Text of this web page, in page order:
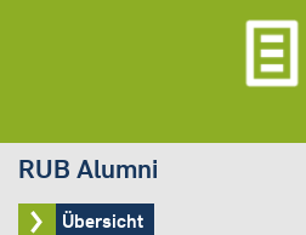
RUB Alumni
Übersicht